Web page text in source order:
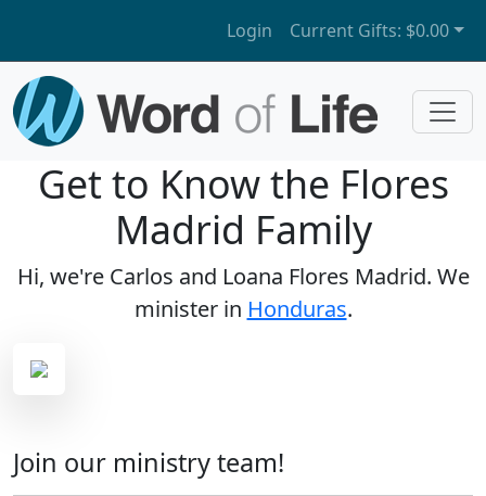
Login Current Gifts: $0.00
Get to Know the Flores
Madrid Family
Hi, we're Carlos and Loana Flores Madrid. We
minister in Honduras.
Join our ministry team!